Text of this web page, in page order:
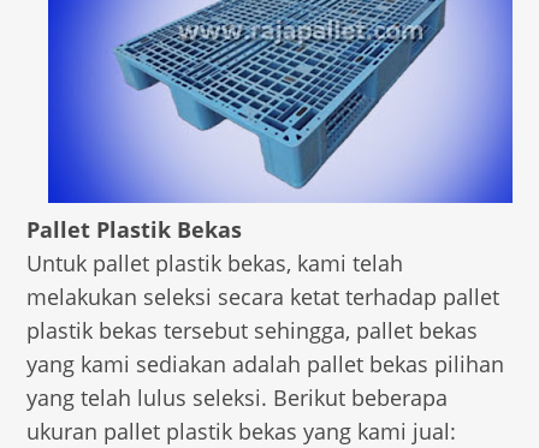
Pallet Plastik Bekas
Untuk pallet plastik bekas, kami telah
melakukan seleksi secara ketat terhadap pallet
plastik bekas tersebut sehingga, pallet bekas
yang kami sediakan adalah pallet bekas pilihan
yang telah lulus seleksi. Berikut beberapa
ukuran pallet plastik bekas yang kami jual: